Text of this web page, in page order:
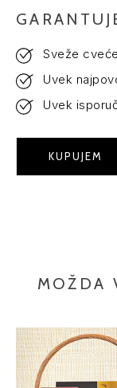
Sveže
Uvek
Uvek
KUPUJEM
MOŽDA